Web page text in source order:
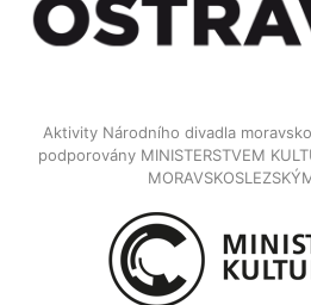
Aktivity Národního divadla
podporovány MINISTERSTVEM